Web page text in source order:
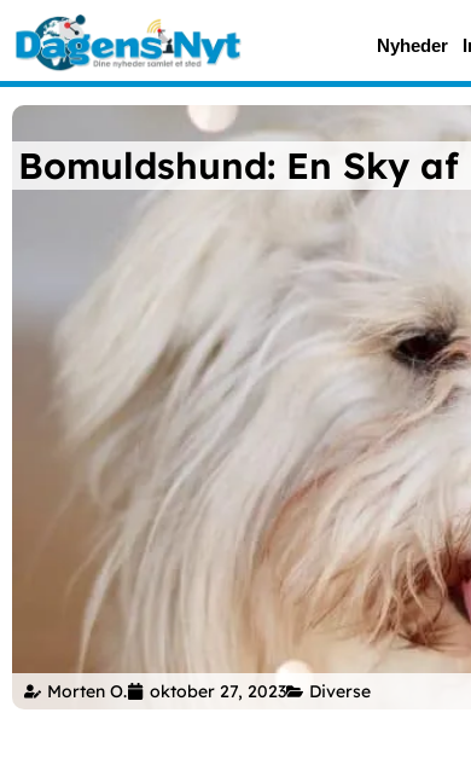
Nyheder
Bomuldshund: En Sky
Morten O. oktober 27, 2023 Diverse